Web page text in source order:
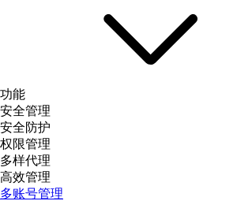
功能
安全管理
安全防护
权限管理
多样代理
高效管理
多账号管理